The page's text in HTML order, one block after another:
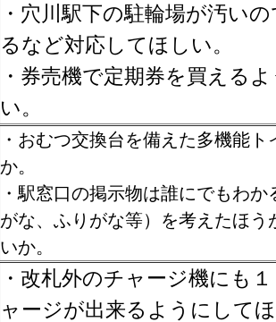
・穴川駅下の駐輪場が汚い
るなど対応してほしい。
・券売機で定期券を買える
い。
・おむつ交換台を備えた多機能
か。
・駅窓口の掲示物は誰にでもわ
がな、ふりがな等）を考えたほう
いか。
・改札外のチャージ機にも
ャージが出来るようにして